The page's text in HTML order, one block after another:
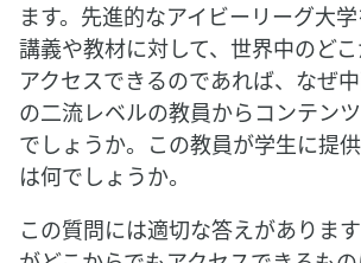
ます。先進的なアイビーリーグ大
講義や教材に対して、世界中のど
アクセスできるのであれば、なぜ
の二流レベルの教員からコンテン
でしょうか。この教員が学生に提
は何でしょうか。
この質問には適切な答えがありま